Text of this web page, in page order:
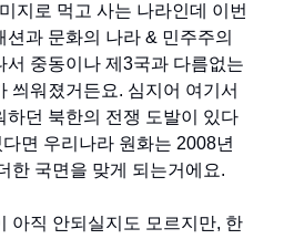
지로 먹고 사는 나라인데 이번
과 문화의 나라 & 민주주의
서 중동이나 제3국과 다름없는
씌워졌거든요. 심지어 여기서
하던 북한의 전쟁 도발이 있다
면 우리나라 원화는 2008년
한 국면을 맞게 되는거에요.
아직 안되실지도 모르지만, 한